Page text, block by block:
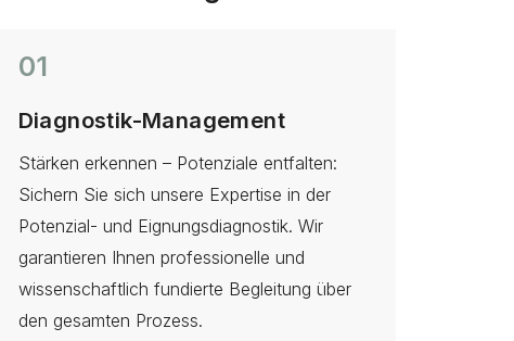
01
Diagnostik-Management
Stärken erkennen – Potenziale entfalten:
Sichern Sie sich unsere Expertise in der
Potenzial- und Eignungsdiagnostik. Wir
garantieren Ihnen professionelle und
wissenschaftlich fundierte Begleitung über
den gesamten Prozess.